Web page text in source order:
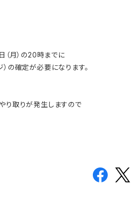
（月）の20時までに
）の確定が必要になります。
り取りが発生しますので